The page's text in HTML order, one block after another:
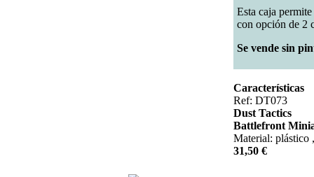
Esta caja
con opción de 2
Se vende sin
Características
Ref: DT073
Dust Tactics
Battlefront
Material: plástico
31,50 €